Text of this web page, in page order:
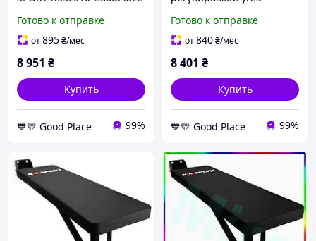
Готово к отправке
от895₴/мес
8 951 ₴
Купить
💙💛 Good Place 99%
GoodPlace -worry-free-
shopping-
Готово к отправке
от840₴/мес
8 401 ₴
Купить
💙💛 Good Place 99%